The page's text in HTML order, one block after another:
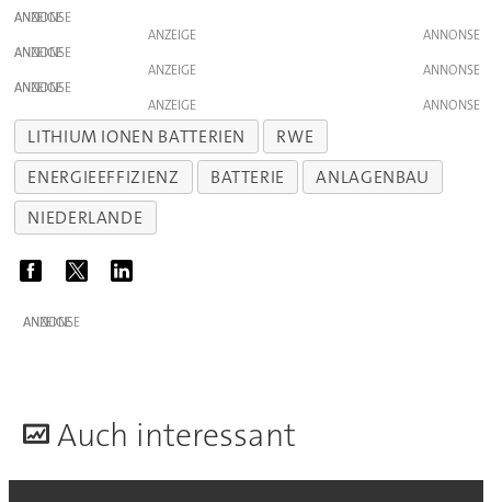
ANZEIGE
ANZEIGE
ANZEIGE
ANZEIGE
ANZEIGE
ANZEIGE
LITHIUM IONEN BATTERIEN
RWE
ENERGIEEFFIZIENZ
BATTERIE
ANLAGENBAU
NIEDERLANDE
ANZEIGE
Auch interessant